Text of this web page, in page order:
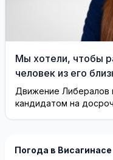
Мы хотели, чтобы
человек из его
Висагинское
Движение Либералов
кандидатом на
Погода в Висагинасе